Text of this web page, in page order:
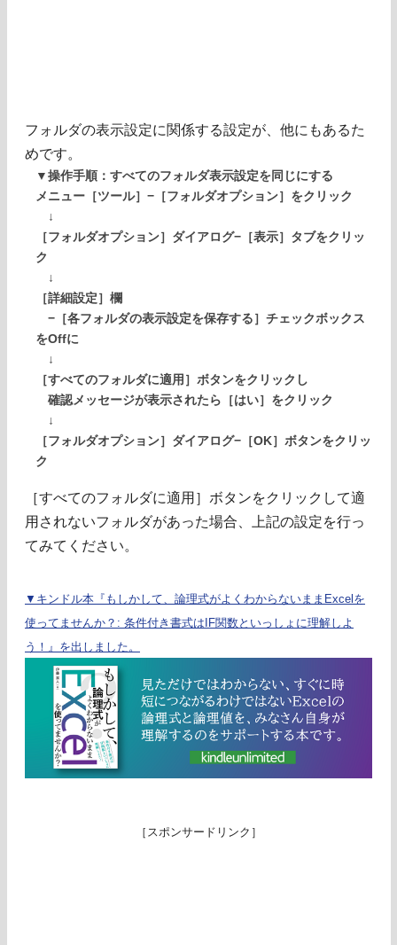
フォルダの表示設定に関係する設定が、他にもあるた
めです。
▼操作手順：すべてのフォルダ表示設定を同じにする
メニュー［ツール］−［フォルダオプション］をクリック
↓
［フォルダオプション］ダイアログ−［表示］タブをクリッ
ク
↓
［詳細設定］欄
−［各フォルダの表示設定を保存する］チェックボックス
をOffに
↓
［すべてのフォルダに適用］ボタンをクリックし
確認メッセージが表示されたら［はい］をクリック
↓
［フォルダオプション］ダイアログ−［OK］ボタンをクリッ
ク
［すべてのフォルダに適用］ボタンをクリックして適
用されないフォルダがあった場合、上記の設定を行っ
てみてください。
▼キンドル本『もしかして、論理式がよくわからないままExcelを
使ってませんか？: 条件付き書式はIF関数といっしょに理解しよ
う！』を出しました。
［スポンサードリンク］